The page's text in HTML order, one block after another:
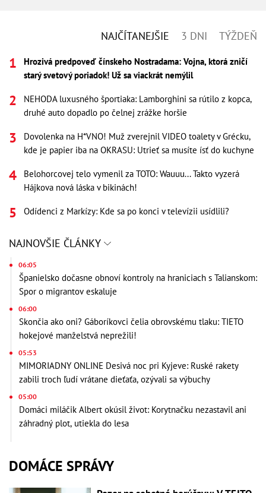
NAJČÍTANEJŠIE 3 DNI TÝŽDEŇ
Hrozivá predpoveď čínskeho Nostradama: Vojna, ktorá zničí
starý svetový poriadok! Už sa viackrát nemýlil
NEHODA luxusného športiaka: Lamborghini sa rútilo z kopca,
druhé auto dopadlo po čelnej zrážke horšie
Dovolenka na H*VNO! Muž zverejnil VIDEO toalety v Grécku,
kde je papier iba na OKRASU: Utrieť sa musíte ísť do kuchyne
Belohorcovej telo vymenil za TOTO: Wauuu... Takto vyzerá
Hájkova nová láska v bikinách!
Odídenci z Markízy: Kde sa po konci v televízii usídlili?
NAJNOVŠIE ČLÁNKY
06:05
Španielsko dočasne obnoví kontroly na hraniciach s Talianskom:
Spor o migrantov eskaluje
06:00
Skončia ako oni? Gáboríkovci čelia obrovskému tlaku: TIETO
hokejové manželstvá neprežili!
05:53
MIMORIADNY ONLINE Desivá noc pri Kyjeve: Ruské rakety
zabili troch ľudí vrátane dieťaťa, ozývali sa výbuchy
05:00
Domáci miláčik Albert okúsil život: Korytnačku nezastavil ani
záhradný plot, utiekla do lesa
DOMÁCE SPRÁVY